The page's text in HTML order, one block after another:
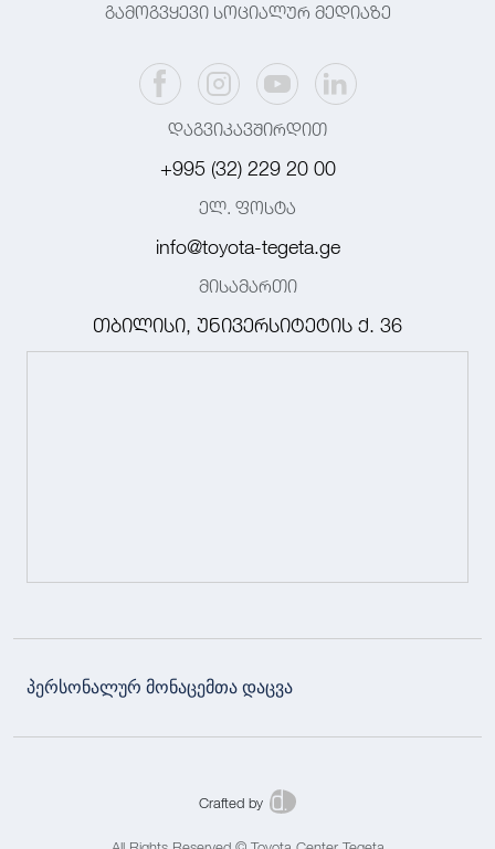
გამოგვყევი სოციალურ მედიაზე
დაგვიკავშირდით
+995 (32) 229 20 00
ელ. ფოსტა
info@toyota-tegeta.ge
მისამართი
თბილისი, უნივერსიტეტის ქ. 36
პერსონალურ მონაცემთა დაცვა
Crafted by